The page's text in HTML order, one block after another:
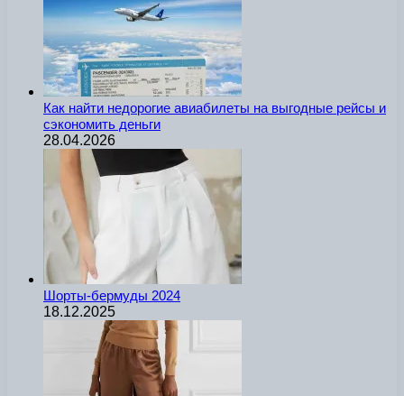
Как найти недорогие авиабилеты на выгодные рейсы и
сэкономить деньги
28.04.2026
Шорты-бермуды 2024
18.12.2025